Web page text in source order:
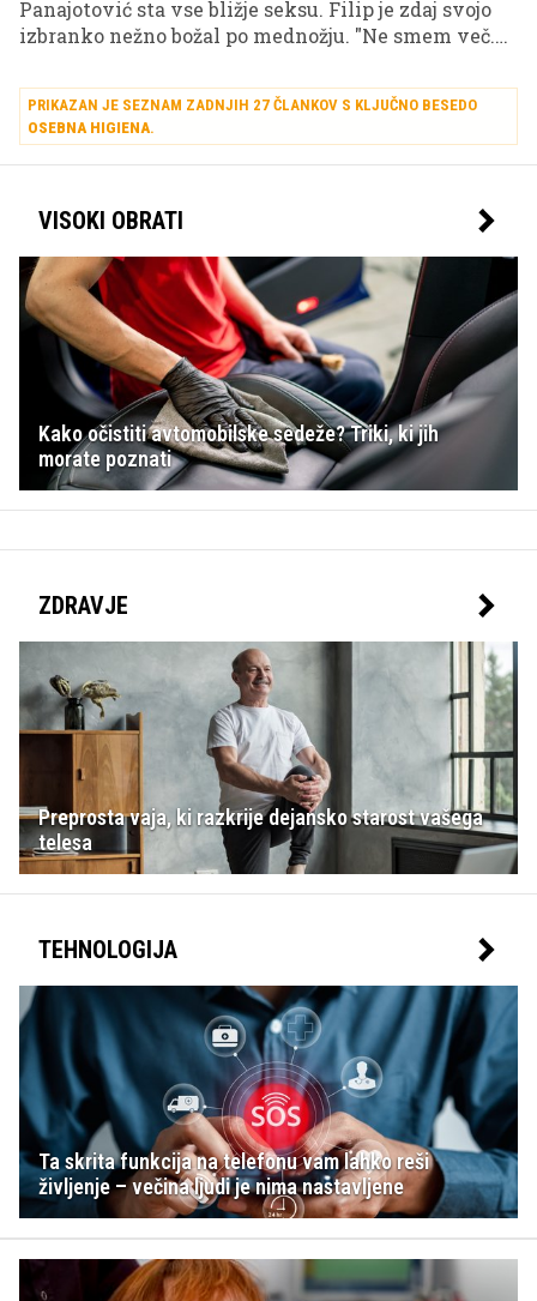
Panajotović sta vse bližje seksu. Filip je zdaj svojo
izbranko nežno božal po mednožju. "Ne smem več.
roko potegnil iz njenih hlačk.
PRIKAZAN JE SEZNAM ZADNJIH 27 ČLANKOV S KLJUČNO BESEDO
OSEBNA HIGIENA.
VISOKI OBRATI
Kako očistiti avtomobilske sedeže? Triki, ki jih
morate poznati
ZDRAVJE
Preprosta vaja, ki razkrije dejansko starost vašega
telesa
TEHNOLOGIJA
Ta skrita funkcija na telefonu vam lahko reši
življenje – večina ljudi je nima nastavljene